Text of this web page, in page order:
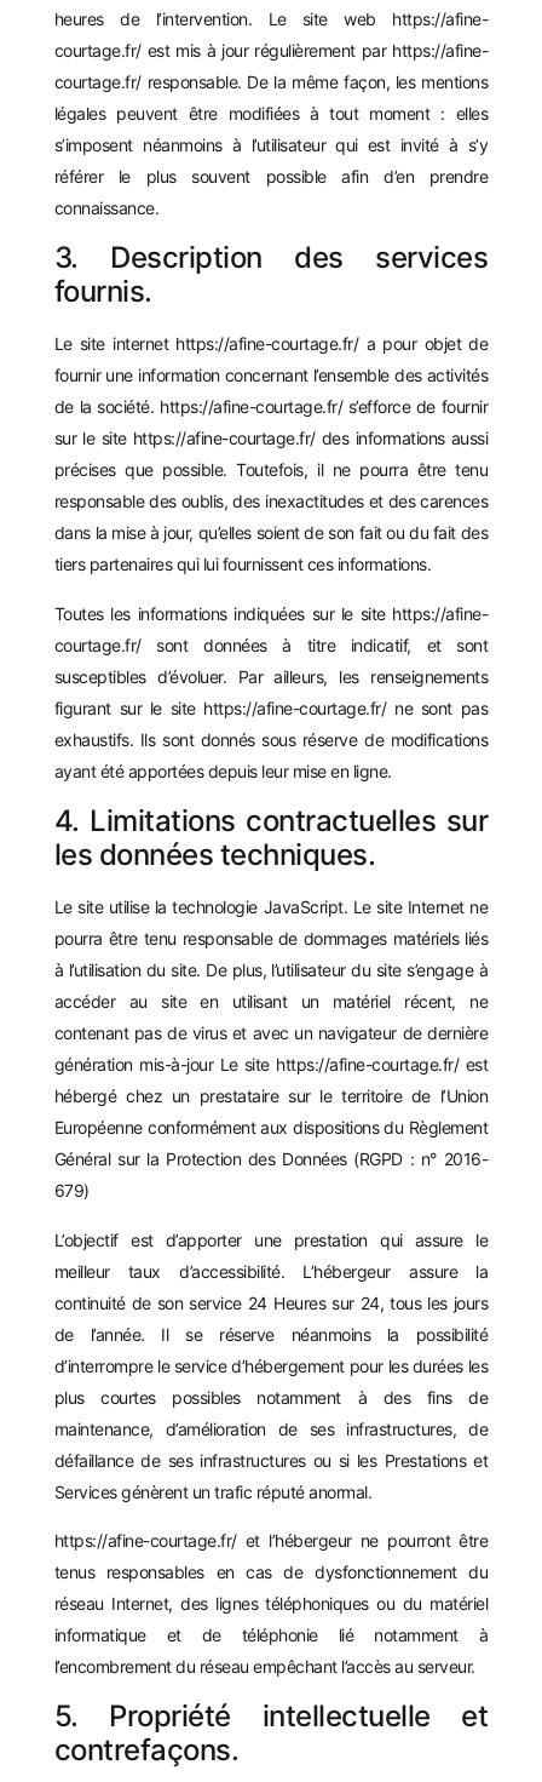
heures de l’intervention. Le site web https://afine-
courtage.fr/est mis à jour régulièrement par https://afine-
courtage.fr/responsable. De la même façon, les mentions
légales peuvent être modifiées à tout moment : elles
s’imposent néanmoins à l’utilisateur qui est invité à s’y
référer le plus souvent possible afin d’en prendre
connaissance.
3. Description des services
fournis.
Le site internet https://afine-courtage.fr/a pour objet de
fournir une information concernant l’ensemble des activités
de la société. https://afine-courtage.fr/s’efforce de fournir
sur le site https://afine-courtage.fr/des informations aussi
précises que possible. Toutefois, il ne pourra être tenu
responsable des oublis, des inexactitudes et des carences
dans la mise à jour, qu’elles soient de son fait ou du fait des
tiers partenaires qui lui fournissent ces informations.
Toutes les informations indiquées sur le site https://afine-
courtage.fr/sont données à titre indicatif, et sont
susceptibles d’évoluer. Par ailleurs, les renseignements
figurant sur le site https://afine-courtage.fr/ne sont pas
exhaustifs. Ils sont donnés sous réserve de modifications
ayant été apportées depuis leur mise en ligne.
4. Limitations contractuelles sur
les données techniques.
Le site utilise la technologie JavaScript. Le site Internet ne
pourra être tenu responsable de dommages matériels liés
à l’utilisation du site. De plus, l’utilisateur du site s’engage à
accéder au site en utilisant un matériel récent, ne
contenant pas de virus et avec un navigateur de dernière
génération mis-à-jour Le site https://afine-courtage.fr/est
hébergé chez un prestataire sur le territoire de l’Union
Européenne conformément aux dispositions du Règlement
Général sur la Protection des Données (RGPD : n° 2016-
679)
L’objectif est d’apporter une prestation qui assure le
meilleur taux d’accessibilité. L’hébergeur assure la
continuité de son service 24 Heures sur 24, tous les jours
de l’année. Il se réserve néanmoins la possibilité
d’interrompre le service d’hébergement pour les durées les
plus courtes possibles notamment à des fins de
maintenance, d’amélioration de ses infrastructures, de
défaillance de ses infrastructures ou si les Prestations et
Services génèrent un trafic réputé anormal.
https://afine-courtage.fr/et l’hébergeur ne pourront être
tenus responsables en cas de dysfonctionnement du
réseau Internet, des lignes téléphoniques ou du matériel
informatique et de téléphonie lié notamment à
l’encombrement du réseau empêchant l’accès au serveur.
5. Propriété intellectuelle et
contrefaçons.